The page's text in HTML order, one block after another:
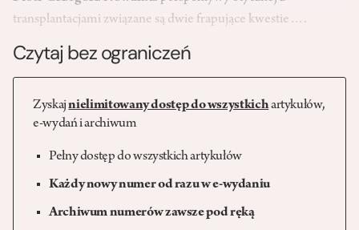
transplantacjami związane są dwie frapujące kwestie….
Czytaj bez ograniczeń
Zyskajnielimitowany dostęp do wszystkichartykułów,
e-wydań i archiwum
Pełny dostęp do wszystkich artykułów
Każdy nowy numer od razu w e-wydaniu
Archiwum numerów zawsze pod ręką